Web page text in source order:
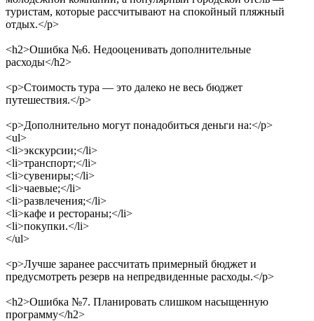
туристам, которые рассчитывают на спокойный пляжный
отдых.</p>
<h2>Ошибка №6. Недооценивать дополнительные
расходы</h2>
<p>Стоимость тура — это далеко не весь бюджет
путешествия.</p>
<p>Дополнительно могут понадобиться деньги на:</p>
<ul>
<li>экскурсии;</li>
<li>транспорт;</li>
<li>сувениры;</li>
<li>чаевые;</li>
<li>развлечения;</li>
<li>кафе и рестораны;</li>
<li>покупки.</li>
</ul>
<p>Лучше заранее рассчитать примерный бюджет и
предусмотреть резерв на непредвиденные расходы.</p>
<h2>Ошибка №7. Планировать слишком насыщенную
программу</h2>